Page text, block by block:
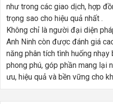
như trong các giao dịch, hợp
trọng sao cho hiệu quả nhất .
Không chỉ là người đại diện
Anh Ninh còn được đánh giá
năng phân tích tình huống
phong phú, góp phần mang lại
ưu, hiệu quả và bền vững cho